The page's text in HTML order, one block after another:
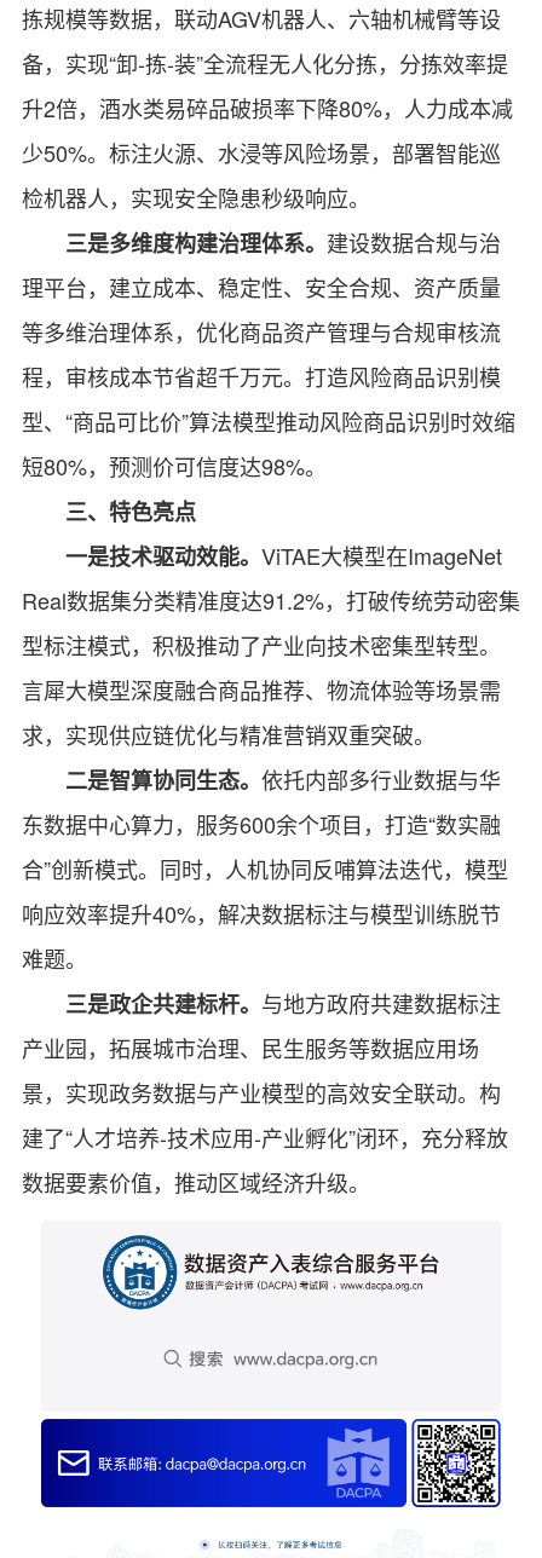
拣规模等数据，联动AGV机器人、六轴机械臂等设
备，实现“卸-拣-装”全流程无人化分拣，分拣效率提
升2倍，酒水类易碎品破损率下降80%，人力成本减
少50%。标注火源、水浸等风险场景，部署智能巡
检机器人，实现安全隐患秒级响应。
三是多维度构建治理体系。 建设数据合规与治
理平台，建立成本、稳定性、安全合规、资产质量
等多维治理体系，优化商品资产管理与合规审核流
程，审核成本节省超千万元。打造风险商品识别模
型、“商品可比价”算法模型推动风险商品识别时效缩
短80%，预测价可信度达98%。
三、特色亮点
一是技术驱动效能。 ViTAE大模型在ImageNet
Real数据集分类精准度达91.2%，打破传统劳动密集
型标注模式，积极推动了产业向技术密集型转型。
言犀大模型深度融合商品推荐、物流体验等场景需
求，实现供应链优化与精准营销双重突破。
二是智算协同生态。 依托内部多行业数据与华
东数据中心算力，服务600余个项目，打造“数实融
合”创新模式。同时，人机协同反哺算法迭代，模型
响应效率提升40%，解决数据标注与模型训练脱节
难题。
三是政企共建标杆。 与地方政府共建数据标注
产业园，拓展城市治理、民生服务等数据应用场
景，实现政务数据与产业模型的高效安全联动。构
建了“人才培养-技术应用-产业孵化”闭环，充分释放
数据要素价值，推动区域经济升级。